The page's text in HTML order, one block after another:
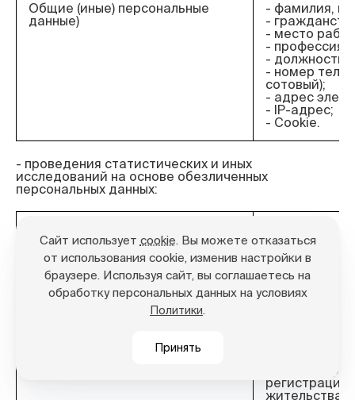
Общие (иные) персональные
данные)
- фамилия,
-
- место
- профессия;
- должность;
- номер
сотовый);
- адрес
- IP-адрес;
- Cookie.
- проведения статистических и иных
исследований на основе обезличенных
Общие (иные) персональные
данные)
- фамилия,
- дата и
паспорту,
регистрации
жительства;
Сайт использует cookie. Вы можете отказаться
от использования cookie, изменив настройки в
браузере. Используя сайт, вы соглашаетесь на
обработку персональных данных на условиях
Политики.
Принять